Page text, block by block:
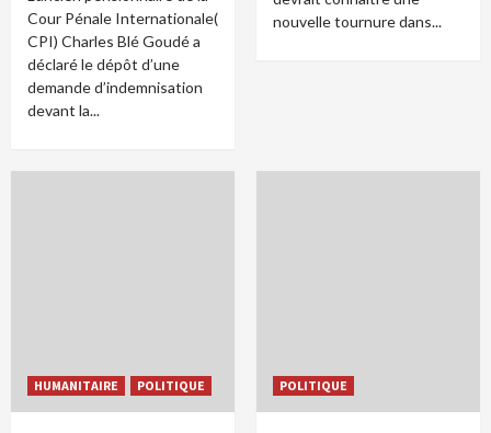
Cour Pénale Internationale(
CPI) Charles Blé Goudé a
déclaré le dépôt d’une
demande d’indemnisation
devant la...
nouvelle tournure dans...
HUMANITAIRE POLITIQUE POLITIQUE